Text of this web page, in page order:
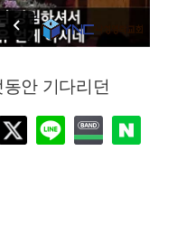
안 기다리던